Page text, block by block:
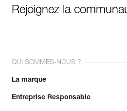
Rejoignez la
QUI SOMMES-NOUS ?
La marque
Entreprise Responsable